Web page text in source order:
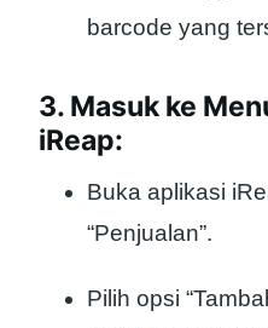
barcode yang
3. Masuk ke
iReap:
Buka aplikasi
“Penjualan”.
Pilih opsi